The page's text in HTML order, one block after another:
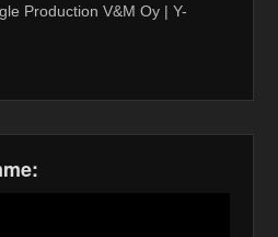
Production V&M Oy | Y-